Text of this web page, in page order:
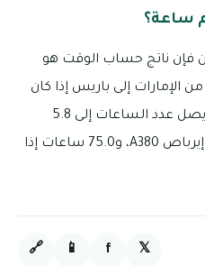
ساعة؟
فإن ناتج حساب الوقت هو
الإمارات إلى باريس إذا كان
السفر بواسطة السيارة، بينما يصل عدد الساعات إلى 5.8
ساعات للتنقل بواسطة طائرة إيرباص A380، و75.0 ساعات إذا
𝕏
f
📱
🔗